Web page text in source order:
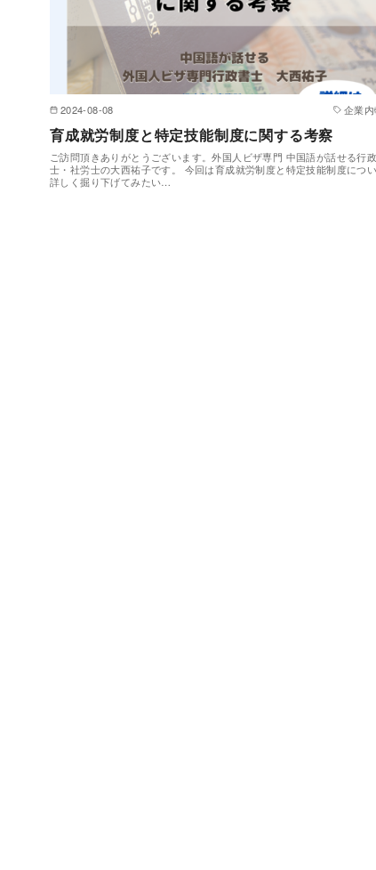
2024-08-08 企業
育成就労制度と特定技能制度に関する考察
ご訪問頂きありがとうございます。外国人ビザ専門 中国語が話せる行
士・社労士の大西祐子です。 今回は育成就労制度と特定技能制度につ
詳しく掘り下げてみたい…